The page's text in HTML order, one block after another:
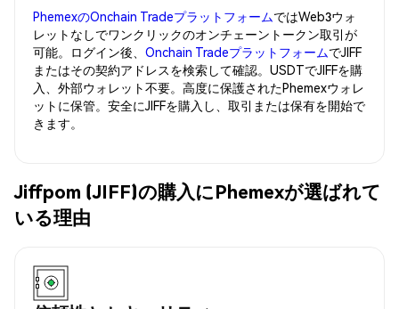
PhemexのOnchain TradeプラットフォームではWeb3ウォ
レットなしでワンクリックのオンチェーントークン取引が
可能。ログイン後、 Onchain TradeプラットフォームでJIFF
またはその契約アドレスを検索して確認。USDTでJIFFを購
入、外部ウォレット不要。高度に保護されたPhemexウォレ
ットに保管。安全にJIFFを購入し、取引または保有を開始で
きます。
Jiffpom (JIFF)の購入にPhemexが選ばれて
いる理由